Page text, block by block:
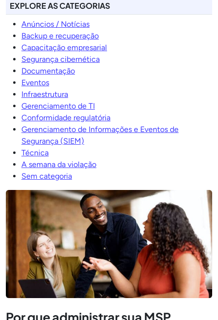
EXPLORE AS CATEGORIAS
Anúncios / Notícias
Backup e recuperação
Capacitação empresarial
Segurança cibernética
Documentação
Eventos
Infraestrutura
Gerenciamento de TI
Conformidade regulatória
Gerenciamento de Informações e Eventos de
Segurança (SIEM)
Técnica
A semana da violação
Sem categoria